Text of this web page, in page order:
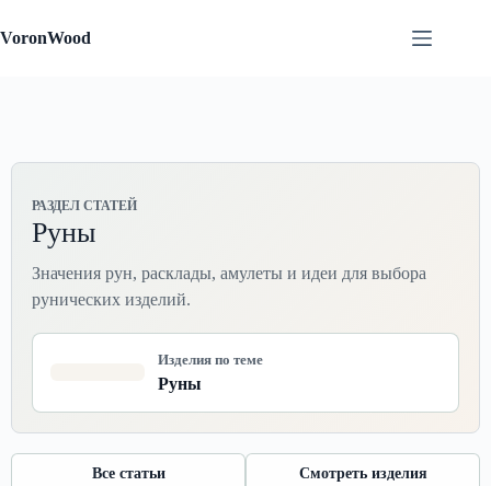
к
сути
VoronWood
РАЗДЕЛ СТАТЕЙ
Руны
Значения рун, расклады, амулеты и идеи для выбора
рунических изделий.
Изделия по теме
Руны
Все статьи Смотреть изделия